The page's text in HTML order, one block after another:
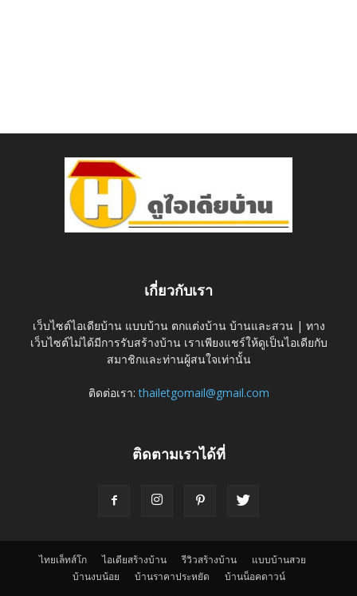
เกี่ยวกับเรา
เว็บไซต์ไอเดียบ้าน แบบบ้าน ตกแต่งบ้าน บ้านและสวน | ทาง
เว็บไซต์ไม่ได้มีการรับสร้างบ้าน เราเพียงแชร์ให้ดูเป็นไอเดียกับ
สมาชิกและท่านผู้สนใจเท่านั้น
ติดต่อเรา:thailetgomail@gmail.com
ติดตามเราได้ที่
ไทยเล็ทส์โก ไอเดียสร้างบ้าน รีวิวสร้างบ้าน
แบบบ้านสวย
บ้านงบน้อย
บ้านราคาประหยัด บ้านน็อคดาวน์